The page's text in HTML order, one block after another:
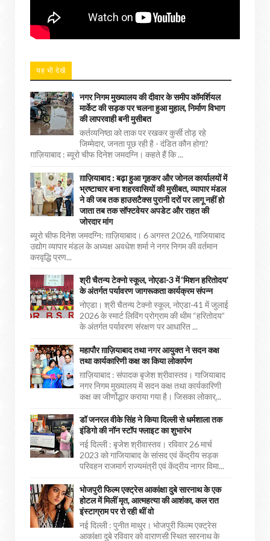
यह भी देखें
नगर निगम मुख्यालय की दीवार के समीप कॉमर्शियल
मार्केट की सड़क पर चलना हुआ मुहाल, निर्माण विभाग
की लापरवाही बनी मुसीबत
कर्तव्यनिष्ठा को ताक पर रखकर कुर्सी तोड़ रहे
जिम्मेदार, जनता पूछ रही है - दंडित कौन होगा?
ग़ाज़ियाबाद : ब्यूरो चीफ दिनेश जमदग्नि। कहते हैं कि ...
ग़ाज़ियाबाद : बढ़ा हुआ गृहकर और जोनल कार्यालयों में
भ्रष्टाचार बना शहरवासियों की मुसीबत, व्यापार मंडल
ने की जब तक हाउसटैक्स पुरानी दरों पर लागू नहीं हो
जाता तब तक सॉफ्टवेयर अपडेट और राहत की
जोरदार मांग
ब्यूरो चीफ दिनेश जमदग्नि: ग़ाज़ियाबाद। 6 अगस्त 2026, गाजियाबाद
उद्योग व्यापार मंडल के अध्यक्ष अवधेश शर्मा ने नगर निगम की वर्तमान
करवृद्धि प्रण...
श्री चैतन्य टेक्नो स्कूल, नोएडा-3 में ‘मिशन हरितोदय’
के अंतर्गत पर्यावरण जागरूकता कार्यक्रम संपन्न
नोएडा। श्री चैतन्य टेक्नो स्कूल, नोएडा-41 में जुलाई
2026 के स्मार्ट लिविंग प्रोग्राम की थीम “हरितोदय”
के अंतर्गत पर्यावरण संरक्षण पर आधारित ...
महापौर ग़ाज़ियाबाद तथा नगर आयुक्त ने सदन कक्ष
तथा कार्यकारिणी कक्ष का किया लोकार्पण
ग़ाज़ियाबाद : संपादक बृजेश श्रीवास्तव। गाजियाबाद
नगर निगम मुख्यालय में सदन कक्ष तथा कार्यकारिणी
कक्ष का जीर्णोद्धार कराया गया है। जिसका लोकार्...
डॉ जनरल वीके सिंह ने किया दिल्ली से धर्मशाला तक
इंडिगो की नॉन स्टॉप फ्लाइट का शुभारंभ
नई दिल्ली : बृजेश श्रीवास्तव। रविवार 26 मार्च
2023 को गाजियाबाद के सांसद एवं केंद्रीय सड़क
परिवहन राजमार्ग राज्यमंत्री एवं केंद्रीय नागर विमा...
भोजपुरी फिल्म एक्ट्रेस आकांक्षा दुबे सारनाथ के एक
होटल में मिलीं मृत, आत्महत्या की आशंका, कल रात
इंस्टाग्राम पर रो रही थीं वो
नई दिल्ली : पुनीत माथुर। भोजपुरी फिल्म एक्ट्रेस
आकांक्षा दुबे रविवार को वाराणसी स्थित सारनाथ के